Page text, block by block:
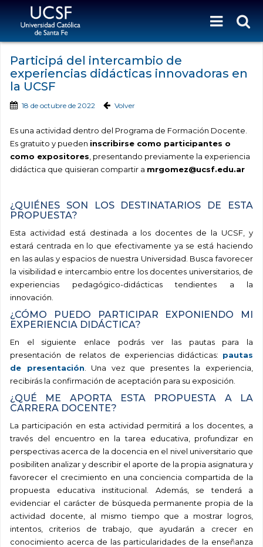
Participá del intercambio de
experiencias didácticas innovadoras en
la UCSF
18 de octubre de 2022 Volver
Es una actividad dentro del Programa de Formación Docente.
Es gratuito y pueden inscribirse como participantes o
como expositores , presentando previamente la experiencia
didáctica que quisieran compartir a mrgomez@ucsf.edu.ar
¿QUIÉNES SON LOS DESTINATARIOS DE ESTA
PROPUESTA?
Esta actividad está destinada a los docentes de la UCSF, y
estará centrada en lo que efectivamente ya se está haciendo
en las aulas y espacios de nuestra Universidad. Busca favorecer
la visibilidad e intercambio entre los docentes universitarios, de
experiencias pedagógico-didácticas tendientes a la
innovación.
¿CÓMO PUEDO PARTICIPAR EXPONIENDO MI
EXPERIENCIA DIDÁCTICA?
En el siguiente enlace podrás ver las pautas para la
presentación de relatos de experiencias didácticas: pautas
de presentación . Una vez que presentes la experiencia,
recibirás la confirmación de aceptación para su exposición.
¿QUÉ ME APORTA ESTA PROPUESTA A LA
CARRERA DOCENTE?
La participación en esta actividad permitirá a los docentes, a
través del encuentro en la tarea educativa, profundizar en
perspectivas acerca de la docencia en el nivel universitario que
posibiliten analizar y describir el aporte de la propia asignatura y
favorecer el crecimiento en una conciencia compartida de la
propuesta educativa institucional. Además, se tenderá a
evidenciar el carácter de búsqueda permanente propia de la
actividad docente, al mismo tiempo que a mostrar logros,
intentos, criterios de trabajo, que ayudarán a crecer en
conocimiento acerca de las particularidades de la enseñanza